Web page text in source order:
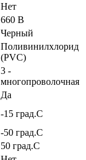
Нет
660 В
Черный
Поливинилхлорид
(PVC)
3 -
многопроволочная
Да
-15 град.C
-50 град.C
50 град.C